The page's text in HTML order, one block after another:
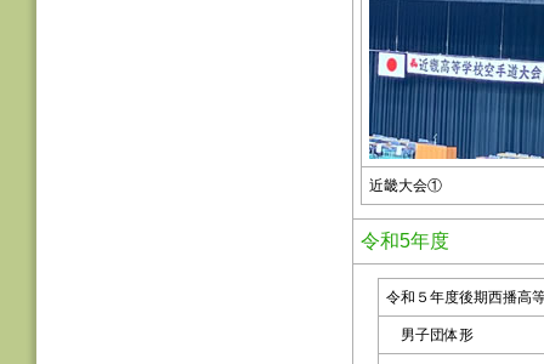
近畿大会①
令和5年度
令和５年度後期西播高
男子団体形